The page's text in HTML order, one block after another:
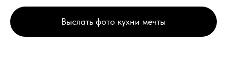
Выслать фото кухни мечты